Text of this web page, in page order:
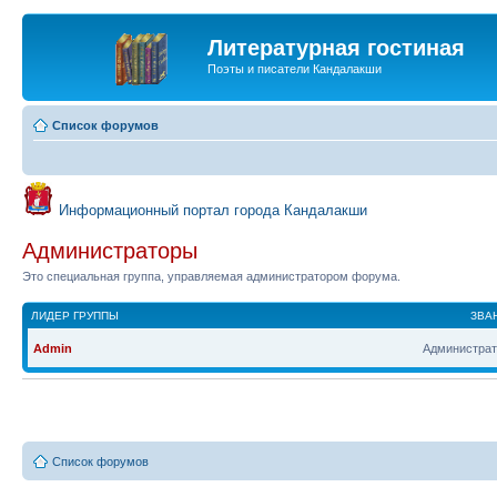
Литературная гостиная
Поэты и писатели Кандалакши
Список форумов
Информационный портал города Кандалакши
Администраторы
Это специальная группа, управляемая администратором форума.
ЛИДЕР ГРУППЫ
Admin
Список форумов